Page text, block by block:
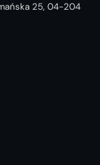
25, 04-204